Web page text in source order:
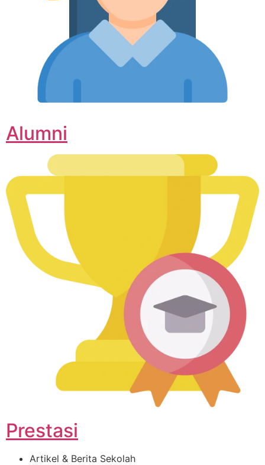
Alumni
Prestasi
Artikel & Berita Sekolah